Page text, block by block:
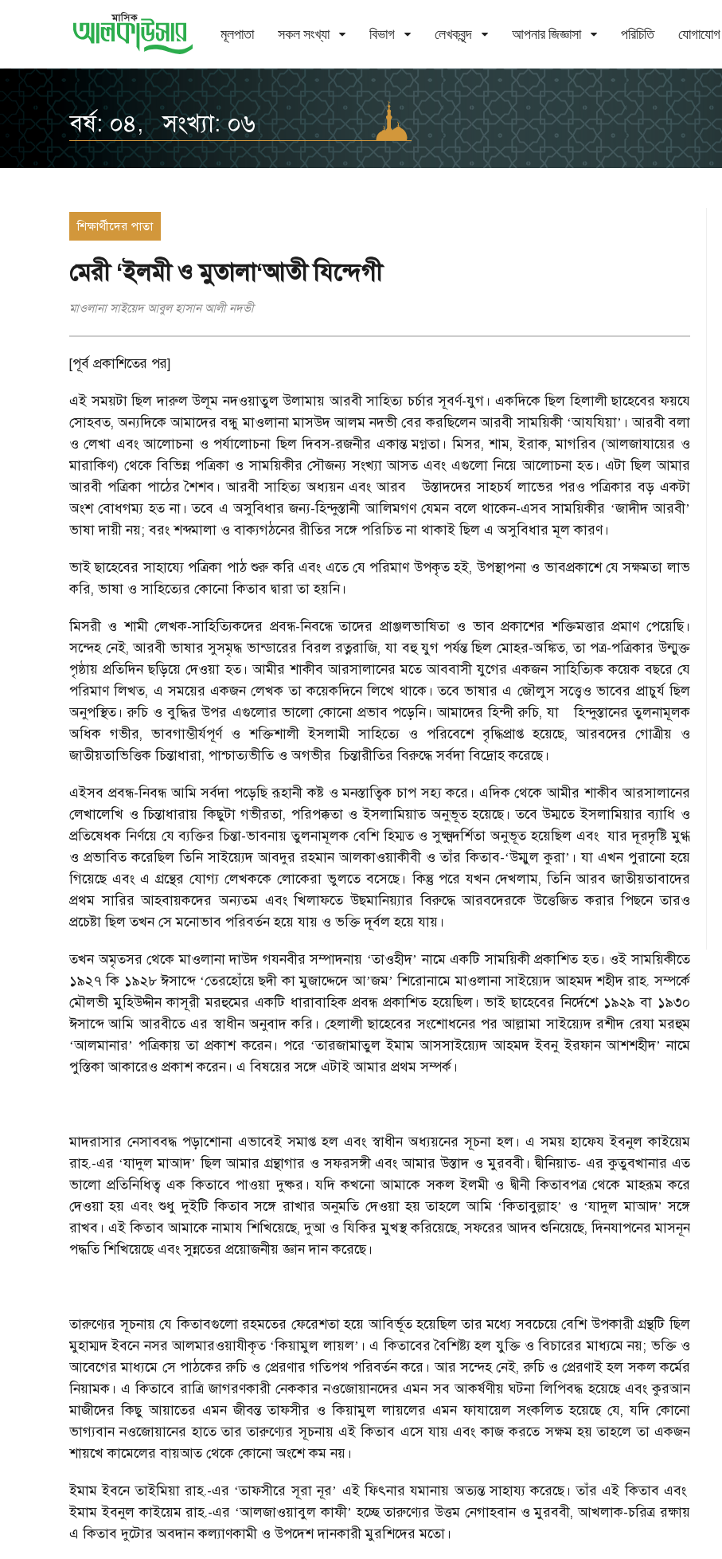
মূলপাতা সকল সংখ্যা বিভাগ লেখকবৃন্দ আপনার জিজ্ঞাসা পরিচিতি যোগাযোগ
বর্ষ: ০৪, সংখ্যা: ০৬
শিক্ষার্থীদের পাতা
মেরী ‘ইলমী ও মুতালা‘আতী যিন্দেগী
মাওলানা সাইয়েদ আবুল হাসান আলী নদভী
[পূর্ব প্রকাশিতের পর]
এই সময়টা ছিল দারুল উলূম নদওয়াতুল উলামায় আরবী সাহিত্য চর্চার সূবর্ণ-যুগ। একদিকে ছিল হিলালী ছাহেবের ফয়যে
সোহবত, অন্যদিকে আমাদের বন্ধু মাওলানা মাসউদ আলম নদভী বের করছিলেন আরবী সাময়িকী ‘আযযিয়া’ । আরবী বলা
ও লেখা এবং আলোচনা ও পর্যালোচনা ছিল দিবস-রজনীর একান্ত মগ্নতা। মিসর, শাম, ইরাক, মাগরিব (আলজাযায়ের ও
মারাকিণ) থেকে বিভিন্ন পত্রিকা ও সাময়িকীর সৌজন্য সংখ্যা আসত এবং এগুলো নিয়ে আলোচনা হত। এটা ছিল আমার
আরবী পত্রিকা পাঠের শৈশব। আরবী সাহিত্য অধ্যয়ন এবং আরব
উস্তাদদের সাহচর্য লাভের পরও পত্রিকার বড় একটা
অংশ বোধগম্য হত না। তবে এ অসুবিধার জন্য-হিন্দুস্তানী আলিমগণ যেমন বলে থাকেন-এসব সাময়িকীর ‘জাদীদ আরবী’
ভাষা দায়ী নয়; বরং শব্দমালা ও বাক্যগঠনের রীতির সঙ্গে পরিচিত না থাকাই ছিল এ অসুবিধার মূল কারণ।
ভাই ছাহেবের সাহায্যে পত্রিকা পাঠ শুরু করি এবং এতে যে পরিমাণ উপকৃত হই, উপস্থাপনা ও ভাবপ্রকাশে যে সক্ষমতা লাভ
করি, ভাষা ও সাহিত্যের কোনো কিতাব দ্বারা তা হয়নি।
মিসরী ও শামী লেখক-সাহিত্যিকদের প্রবন্ধ-নিবন্ধে তাদের প্রাঞ্জলভাষিতা ও ভাব প্রকাশের শক্তিমত্তার প্রমাণ পেয়েছি।
সন্দেহ নেই, আরবী ভাষার সুসমৃদ্ধ ভান্ডারের বিরল রত্নরাজি, যা বহু যুগ পর্যন্ত ছিল মোহর-অঙ্কিত, তা পত্র-পত্রিকার উন্মুক্ত
পৃষ্ঠায় প্রতিদিন ছড়িয়ে দেওয়া হত। আমীর শাকীব আরসালানের মতে আববাসী যুগের একজন সাহিত্যিক কয়েক বছরে যে
পরিমাণ লিখত, এ সময়ের একজন লেখক তা কয়েকদিনে লিখে থাকে। তবে ভাষার এ জৌলুস সত্ত্বেও ভাবের প্রাচুর্য ছিল
অনুপস্থিত। রুচি ও বুদ্ধির উপর এগুলোর ভালো কোনো প্রভাব পড়েনি। আমাদের হিন্দী রুচি, যা
হিন্দুস্তানের তুলনামূলক
অধিক গভীর, ভাবগাম্ভীর্যপূর্ণ ও শক্তিশালী ইসলামী সাহিত্যে ও পরিবেশে বৃদ্ধিপ্রাপ্ত হয়েছে, আরবদের গোত্রীয় ও
জাতীয়তাভিত্তিক চিন্তাধারা, পাশ্চাত্যভীতি ও অগভীর চিন্তারীতির বিরুদ্ধে সর্বদা বিদ্রোহ করেছে।
এইসব প্রবন্ধ-নিবন্ধ আমি সর্বদা পড়েছি রূহানী কষ্ট ও মনস্তাত্বিক চাপ সহ্য করে। এদিক থেকে আমীর শাকীব আরসালানের
লেখালেখি ও চিন্তাধারায় কিছুটা গভীরতা, পরিপক্কতা ও ইসলামিয়াত অনুভূত হয়েছে। তবে উম্মতে ইসলামিয়ার ব্যাধি ও
প্রতিষেধক নির্ণয়ে যে ব্যক্তির চিন্তা-ভাবনায় তুলনামূলক বেশি হিম্মত ও সুক্ষ্মদর্শিতা অনুভূত হয়েছিল এবং যার দূরদৃষ্টি মুগ্ধ
ও প্রভাবিত করেছিল তিনি সাইয়্যেদ আবদুর রহমান আলকাওয়াকীবী ও তাঁর কিতাব-‘উম্মুল কুরা’ । যা এখন পুরানো হয়ে
গিয়েছে এবং এ গ্রন্থের যোগ্য লেখককে লোকেরা ভুলতে বসেছে। কিন্তু পরে যখন দেখলাম, তিনি আরব জাতীয়তাবাদের
প্রথম সারির আহবায়কদের অন্যতম এবং খিলাফতে উছমানিয়্যার বিরুদ্ধে আরবদেরকে উত্তেজিত করার পিছনে তারও
প্রচেষ্টা ছিল তখন সে মনোভাব পরিবর্তন হয়ে যায় ও ভক্তি দূর্বল হয়ে যায়।
তখন অমৃতসর থেকে মাওলানা দাউদ গযনবীর সম্পাদনায় ‘তাওহীদ’ নামে একটি সাময়িকী প্রকাশিত হত। ওই সাময়িকীতে
১৯২৭ কি ১৯২৮ ঈসাব্দে ‘তেরহোঁয়ে ছদী কা মুজাদ্দেদে আ’জম’ শিরোনামে মাওলানা সাইয়্যেদ আহমদ শহীদ রাহ. সম্পর্কে
মৌলভী মুহিউদ্দীন কাসূরী মরহুমের একটি ধারাবাহিক প্রবন্ধ প্রকাশিত হয়েছিল। ভাই ছাহেবের নির্দেশে ১৯২৯ বা ১৯৩০
ঈসাব্দে আমি আরবীতে এর স্বাধীন অনুবাদ করি। হেলালী ছাহেবের সংশোধনের পর আল্লামা সাইয়্যেদ রশীদ রেযা মরহুম
‘আলমানার’ পত্রিকায় তা প্রকাশ করেন। পরে ‘তারজামাতুল ইমাম আসসাইয়্যেদ আহমদ ইবনু ইরফান আশশহীদ’ নামে
পুস্তিকা আকারেও প্রকাশ করেন। এ বিষয়ের সঙ্গে এটাই আমার প্রথম সম্পর্ক।
মাদরাসার নেসাববদ্ধ পড়াশোনা এভাবেই সমাপ্ত হল এবং স্বাধীন অধ্যয়নের সূচনা হল। এ সময় হাফেয ইবনুল কাইয়েম
রাহ.-এর ‘যাদুল মাআদ’ ছিল আমার গ্রন্থাগার ও সফরসঙ্গী এবং আমার উস্তাদ ও মুরববী। দ্বীনিয়াত- এর কুতুবখানার এত
ভালো প্রতিনিধিত্ব এক কিতাবে পাওয়া দুষ্কর। যদি কখনো আমাকে সকল ইলমী ও দ্বীনী কিতাবপত্র থেকে মাহরূম করে
দেওয়া হয় এবং শুধু দুইটি কিতাব সঙ্গে রাখার অনুমতি দেওয়া হয় তাহলে আমি ‘কিতাবুল্লাহ’ ও ‘যাদুল মাআদ’ সঙ্গে
রাখব। এই কিতাব আমাকে নামায শিখিয়েছে, দুআ ও যিকির মুখস্থ করিয়েছে, সফরের আদব শুনিয়েছে, দিনযাপনের মাসনূন
পদ্ধতি শিখিয়েছে এবং সুন্নতের প্রয়োজনীয় জ্ঞান দান করেছে।
তারুণ্যের সূচনায় যে কিতাবগুলো রহমতের ফেরেশতা হয়ে আবির্ভূত হয়েছিল তার মধ্যে সবচেয়ে বেশি উপকারী গ্রন্থটি ছিল
মুহাম্মদ ইবনে নসর আলমারওয়াযীকৃত ‘কিয়ামুল লায়ল’ । এ কিতাবের বৈশিষ্ট্য হল যুক্তি ও বিচারের মাধ্যমে নয়; ভক্তি ও
আবেগের মাধ্যমে সে পাঠকের রুচি ও প্রেরণার গতিপথ পরিবর্তন করে। আর সন্দেহ নেই, রুচি ও প্রেরণাই হল সকল কর্মের
নিয়ামক। এ কিতাবে রাত্রি জাগরণকারী নেককার নওজোয়ানদের এমন সব আকর্ষণীয় ঘটনা লিপিবদ্ধ হয়েছে এবং কুরআন
মাজীদের কিছু আয়াতের এমন জীবন্ত তাফসীর ও কিয়ামুল লায়লের এমন ফাযায়েল সংকলিত হয়েছে যে, যদি কোনো
ভাগ্যবান নওজোয়ানের হাতে তার তারুণ্যের সূচনায় এই কিতাব এসে যায় এবং কাজ করতে সক্ষম হয় তাহলে তা একজন
শায়খে কামেলের বায়আত থেকে কোনো অংশে কম নয়।
ইমাম ইবনে তাইমিয়া রাহ.-এর ‘তাফসীরে সূরা নূর’ এই ফিৎনার যমানায় অত্যন্ত সাহায্য করেছে। তাঁর এই কিতাব এবং
ইমাম ইবনুল কাইয়েম রাহ.-এর ‘আলজাওয়াবুল কাফী’ হচ্ছে তারুণ্যের উত্তম নেগাহবান ও মুরববী, আখলাক-চরিত্র রক্ষায়
এ কিতাব দুটোর অবদান কল্যাণকামী ও উপদেশ দানকারী মুরশিদের মতো।